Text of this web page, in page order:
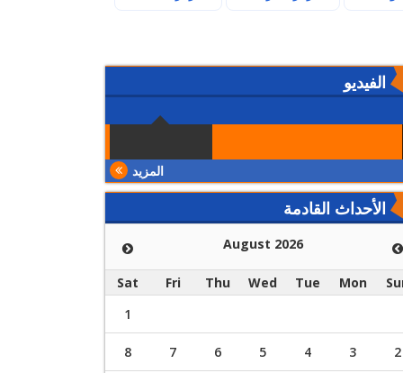
الفيديو
المزيد
الأحداث القادمة
August 2026
Mon
Tue
Wed
Thu
Fri
Sat
1
2
3
4
5
6
7
8